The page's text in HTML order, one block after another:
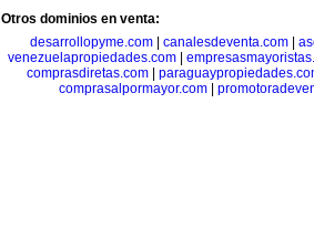
Otros dominios en venta:
desarrollopyme.com| canalesdeventa.com|
venezuelapropiedades.com|
comprasdiretas.com
comprasalpormayor.com|